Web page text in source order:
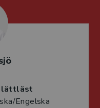
lättläst
Engelska